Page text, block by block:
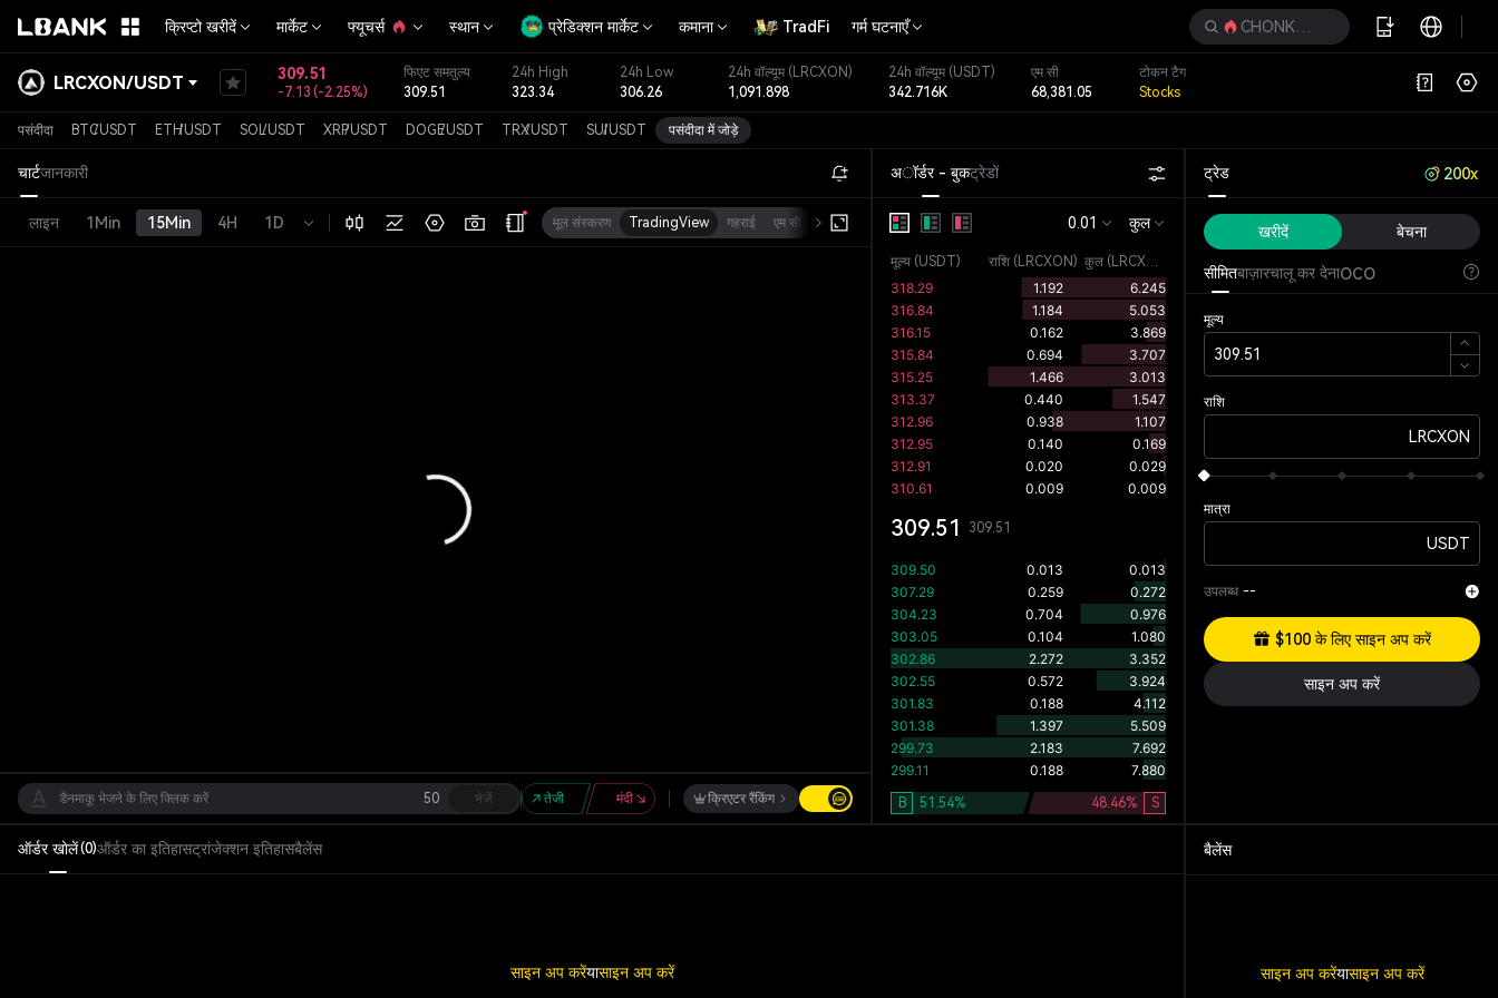
क्रिप्टो खरीदें मार्केट फ्यूचर्स स्थान प्रेडिक्शन मार्केट कमाना TradFi गर्म घटनाएँ
LRCXON/USDT 309.51
-7.13 (-2.25%)
फिएट समतुल्य
309.51
24h High
323.34
24h Low
306.26
24h वॉल्यूम (LRCXON)
1,091.898
24h वॉल्यूम (USDT)
342.716K
एम सी
68,381.05
टोकन टैग
Stocks
पसंदीदा BTC/USDT ETH/USDT SOL/USDT XRP/USDT DOGE/USDT TRX/USDT SUI/USDT पसंदीदा में जोड़े
चार्टजानकारी
लाइन 1Min 15Min 4H 1D मूल संस्करण TradingView गहराई एम सी
50 भेजें तेजी मंदी क्रिएटर रैंकिंग
अॉर्डर - बुकट्रेडों
0.01 कुल
मूल्य (USDT) राशि ( LRCXON) कुल (LRCXON)
309.51 309.51
B 51.54% 48.46% S
ऑर्डर खोलें(0)ऑर्डर का इतिहासट्रांजेक्शन इतिहासबैलेंस
साइन अप करेंयासाइन अप करें
ट्रेड 200x
खरीदें बेचना
सीमितबाज़ारचालू कर देनाOCO
मूल्य
राशि
LRCXON
मात्रा
USDT
उपलब्ध --
साइन अप करें
$100 के लिए साइन अप करें
बैलेंस
साइन अप करेंयासाइन अप करें